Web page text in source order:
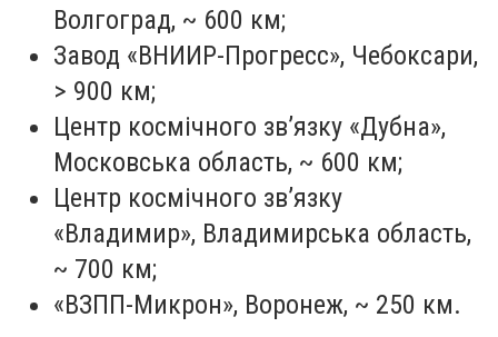
Волгоград, ~ 600 км;
Завод «ВНИИР-Прогресс», Чебоксари,
> 900 км;
Центр космічного звʼязку «Дубна»,
Московська область, ~ 600 км;
Центр космічного звʼязку
«Владимир», Владимирська область,
~ 700 км;
«ВЗПП-Микрон», Воронеж, ~ 250 км.